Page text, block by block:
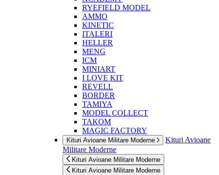
RYEFIELD MODEL
AMMO
KINETIC
ITALERI
HELLER
MENG
ICM
MINIART
I LOVE KIT
REVELL
BORDER
TAMIYA
MODEL COLLECT
TAKOM
MAGIC FACTORY
Kituri Avioane Militare Moderne
Kituri Avioane
Militare Moderne
Kituri Avioane Militare Moderne
Kituri Avioane Militare Moderne